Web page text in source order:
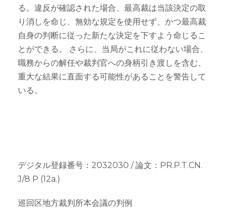
る。違反が確認された場合、最高裁は当該決定の取
り消しを命じ、無効な規定を使用せず、かつ最高裁
自身の判断に従った新たな決定を下すよう命じるこ
とができる。 さらに、当局がこれに従わない場合、
職務からの解任や裁判官への身柄引き渡しを含む、
重大な結果に直面する可能性があることを警告して
いる。
デジタル登録番号：2032030 / 論文：PR.P.T.CN.
J/8 P (12a.)
巡回区地方裁判所本会議の判例